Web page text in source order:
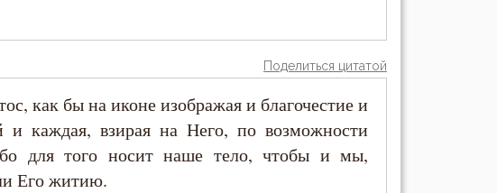
Поделиться цитатой
как бы на иконе изображая и благочестие и
и каждая, взирая на Него, по возможности
для того носит наше тело, чтобы и мы,
Его житию.